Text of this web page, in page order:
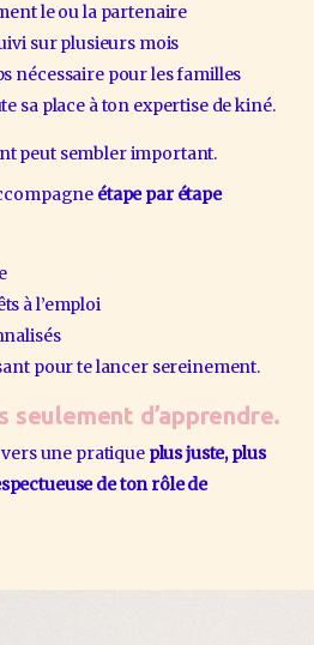
le ou la partenaire
sur plusieurs mois
nécessaire pour les familles
sa place à ton expertise de kiné.
peut sembler important.
étape par étape
à l’emploi
pour te lancer sereinement.
seulement d’apprendre.
vers une pratique plus juste, plus
de ton rôle de